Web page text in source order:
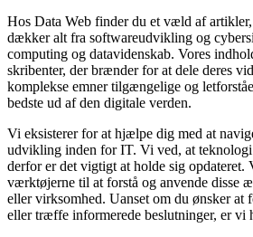
Hos Data Web finder du et væld af
dækker alt fra softwareudvikling og
computing og datavidenskab. Vores
skribenter, der brænder for at dele deres
komplekse emner tilgængelige og
bedste ud af den digitale verden.
Vi eksisterer for at hjælpe dig med at
udvikling inden for IT. Vi ved, at
derfor er det vigtigt at holde sig opdateret.
værktøjerne til at forstå og anvende disse
eller virksomhed. Uanset om du ønsker at
eller træffe informerede beslutninger, er vi